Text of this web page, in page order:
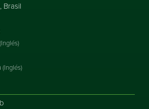
Brasil
(Inglés)
(Inglés)